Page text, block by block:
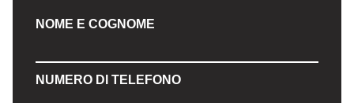
NOME E COGNOME
NUMERO DI TELEFONO